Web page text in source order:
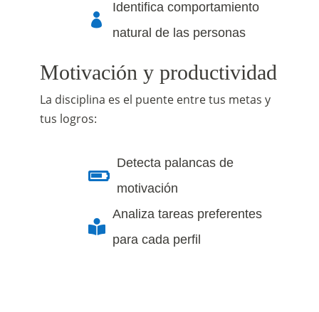

Identifica comportamiento
natural de las personas
Motivación y productividad
La disciplina es el puente entre tus metas y
tus logros:

Detecta palancas de
motivación

Analiza tareas preferentes
para cada perfil